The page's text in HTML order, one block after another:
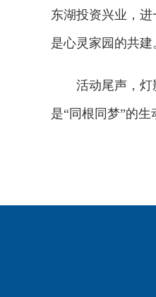
东湖投资兴业，
是心灵家园的共建
活动尾声，灯影
是“同根同梦”的